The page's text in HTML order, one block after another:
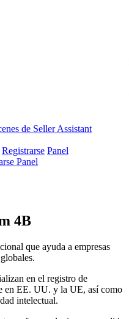
de Seller Assistant
Registrarse Panel
Panel
4B
que ayuda a empresas
en el registro de
en EE. UU. y la UE, así como
intelectual.